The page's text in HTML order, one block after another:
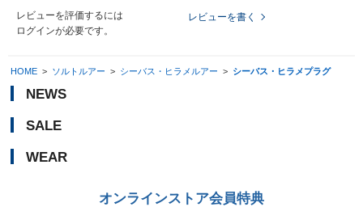
レビューを評価するには
ログインが必要です。
レビューを書く
HOME > ソルトルアー > シーバス・ヒラメルアー > シーバス・ヒラメプラグ
NEWS
SALE
WEAR
オンラインストア会員特典